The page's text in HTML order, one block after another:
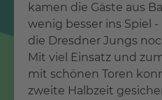
kamen die Gäste aus
wenig besser ins Spiel
die Dresdner Jungs
Mit viel Einsatz und
mit schönen Toren
zweite Halbzeit